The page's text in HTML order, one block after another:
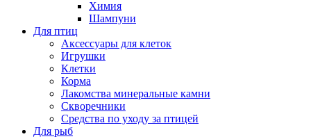
Химия
Шампуни
Для птиц
Аксессуары для клеток
Игрушки
Клетки
Корма
Лакомства минеральные камни
Скворечники
Средства по уходу за птицей
Для рыб